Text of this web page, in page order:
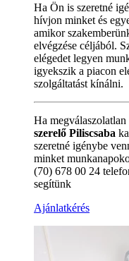
Ha Ön is szeretné
hívjon minket és
amikor
elvégzése céljából.
elégedet legyen
igyekszik a piacon
szolgáltatást kínálni.
Ha megválaszolatlan
szerelő Piliscsaba
szeretné igénybe
minket
(70) 678 00 24
segítünk
Ajánlatkérés